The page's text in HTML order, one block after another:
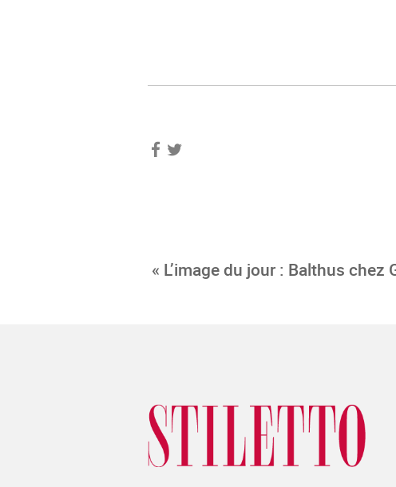
« L’image du jour : Balthus chez